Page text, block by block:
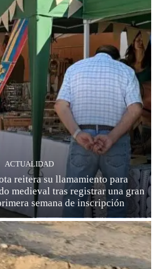
ACTUALIDAD
reitera su llamamiento para
medieval tras registrar una gran
semana de inscripción